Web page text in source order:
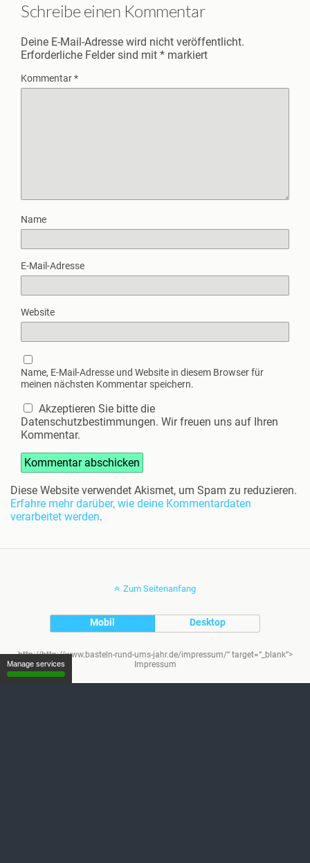
Schreibe einen Kommentar
Deine E-Mail-Adresse wird nicht veröffentlicht.
Erforderliche Felder sind mit * markiert
Kommentar*
Name
E-Mail-Adresse
Website
Name, E-Mail-Adresse und Website in diesem Browser für
meinen nächsten Kommentar speichern.
Akzeptieren Sie bitte die
Datenschutzbestimmungen. Wir freuen uns auf Ihren
Kommentar.
Diese Website verwendet Akismet, um Spam zu reduzieren.
Erfahre mehr darüber, wie deine Kommentardaten
verarbeitet werden.
Zum Seitenanfang
Mobil Desktop
http://http://www.basteln-rund-ums-jahr.de/impressum/“ target=“_blank“>
Impressum
Manage services